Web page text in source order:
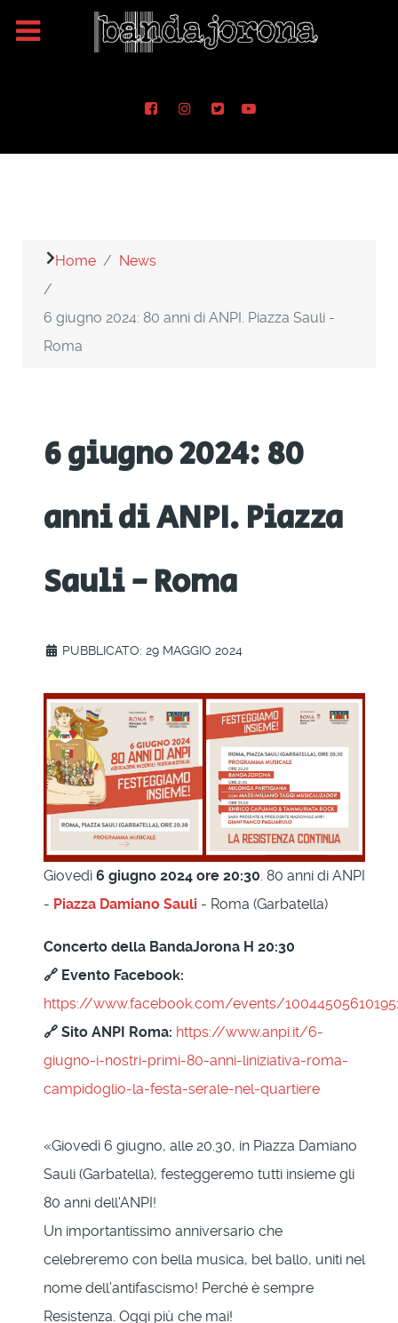
Home News
6 giugno 2024: 80 anni di ANPI. Piazza Sauli -
Roma
6 giugno 2024: 80
anni di ANPI. Piazza
Sauli - Roma
PUBBLICATO: 29 MAGGIO 2024
Giovedì 6 giugno 2024 ore 20:30 . 80 anni di ANPI
- Piazza Damiano Sauli - Roma (Garbatella)
Concerto della BandaJorona H 20:30
🔗 Evento Facebook:
https://www.facebook.com/events/
🔗 Sito ANPI Roma: https://www.anpi.it/6-
giugno-i-nostri-primi-80-anni-liniziativa-roma-
campidoglio-la-festa-serale-nel-quartiere
«Giovedì 6 giugno, alle 20.30, in Piazza Damiano
Sauli (Garbatella), festeggeremo tutti insieme gli
80 anni dell'ANPI!
Un importantissimo anniversario che
celebreremo con bella musica, bel ballo, uniti nel
nome dell’antifascismo! Perché è sempre
Resistenza. Oggi più che mai!